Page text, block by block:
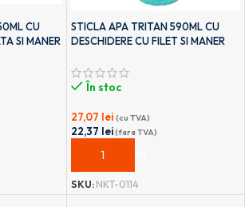
CU
SI MANER
STICLA APA TRITAN 590ML CU
DESCHIDERE CU FILET SI MANER
În stoc
27,07 lei (cu TVA)
22,37 lei(fara TVA)
ADAUGĂ ÎN COȘ
SKU:NKT-0114